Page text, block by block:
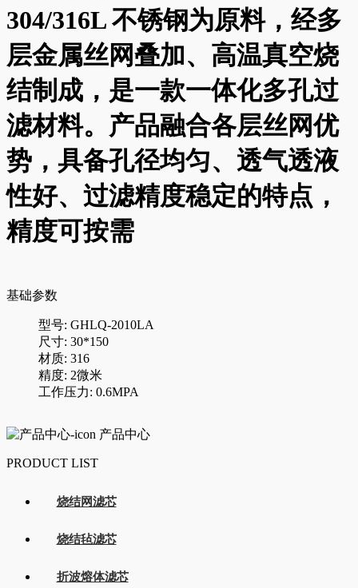
304/316L 不锈钢为原料，经多
层金属丝网叠加、高温真空烧
结制成，是一款一体化多孔过
滤材料。产品融合各层丝网优
势，具备孔径均匀、透气透液
性好、过滤精度稳定的特点，
精度可按需
基础参数
型号: GHLQ-2010LA
尺寸: 30*150
材质: 316
精度: 2微米
工作压力: 0.6MPA
产品中心
PRODUCT LIST
烧结网滤芯
烧结毡滤芯
折波熔体滤芯